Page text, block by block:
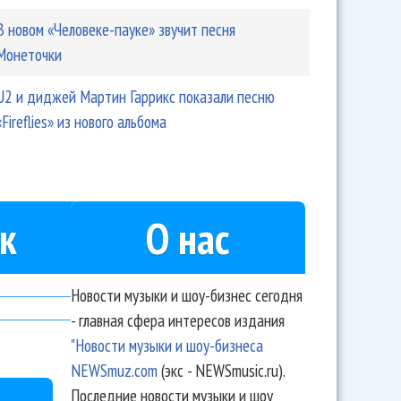
новом «Человеке-пауке» звучит песня
и диджей Мартин Гаррикс показали песню
из нового альбома
О нас
Новости музыки и шоу-бизнес сегодня
- главная сфера интересов издания
"Новости музыки и шоу-бизнеса
NEWSmuz.com(экс - NEWSmusic.ru).
Последние новости музыки и шоу